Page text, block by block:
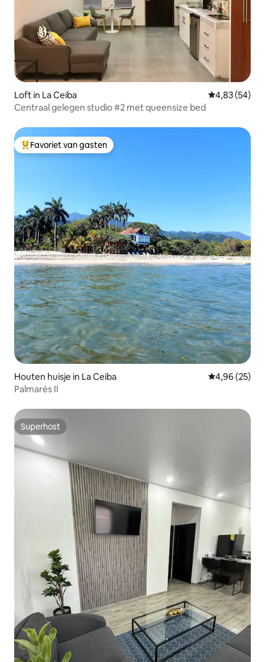
Loft in La Ceiba Gemiddelde
4,83 (54)
Centraal gelegen studio #2 met queensize bed
Topfavoriet van gasten
Favoriet van gasten
Houten huisje in La Ceiba Gemiddelde
4,96 (25)
Palmarés II
Superhost
Superhost